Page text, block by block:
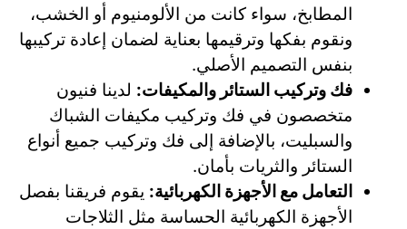
المطابخ، سواء كانت من الألومنيوم أو الخشب،
ونقوم بفكها وترقيمها بعناية لضمان إعادة تركيبها
بنفس التصميم الأصلي.
فك وتركيب الستائر والمكيفات: لدينا فنيون
متخصصون في فك وتركيب مكيفات الشباك
والسبليت، بالإضافة إلى فك وتركيب جميع أنواع
الستائر والثريات بأمان.
التعامل مع الأجهزة الكهربائية: يقوم فريقنا بفصل
الأجهزة الكهربائية الحساسة مثل الثلاجات